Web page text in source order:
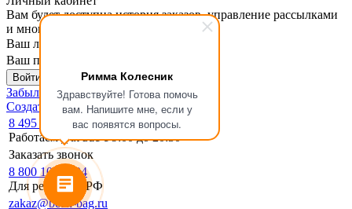
Римма Колесник
Здравствуйте! Готова помочь
вам. Напишите мне, если у
вас появятся вопросы.
Вам будет доступна история заказов, управление рассылками
и многое другое.
Ваш логин
Ваш пароль
Войти в личный кабинет
Забыли пароль?
Создать личный кабинет
8 495 133-17-19
Работаем для вас с 9:00 до 20:30
Заказать звонок
8 800 1000 994
Для регионов РФ
zakaz@bean-bag.ru